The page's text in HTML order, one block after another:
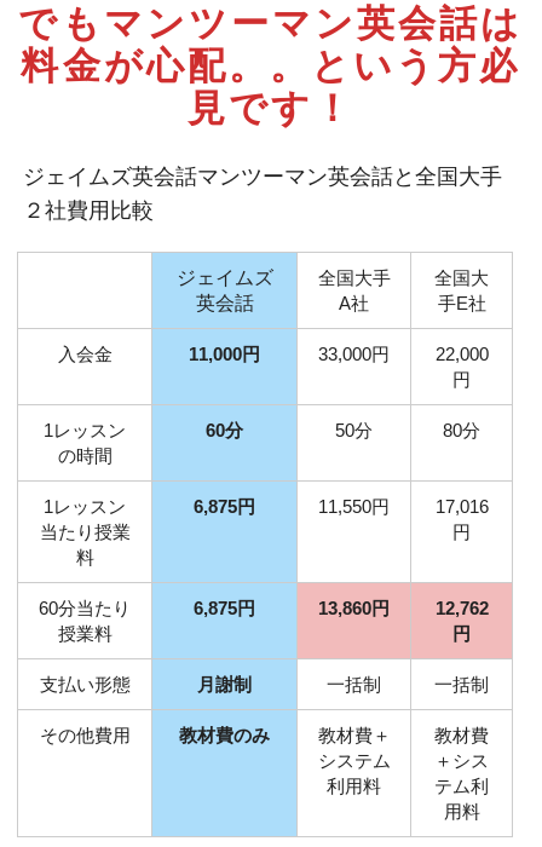
でもマンツーマン英会話は
料金が心配。。
という方必
見です！
ジェイムズ英会話マンツーマン英会話と全国大手
２社費用比較
ジェイムズ
英会話
全国大手
A社
全国大
手E社
入会金 11,000円 33,000円
22,000
円
1レッスン
の時間
60分 50分 80分
1レッスン
当たり授業
料
6,875円 11,550円
17,016
円
60分当たり
授業料
6,875円 13,860円
12,762
円
支払い形態 月謝制 一括制 一括制
その他費用 教材費のみ
教材費＋
システム
利用料
教材費
＋シス
テム利
用料